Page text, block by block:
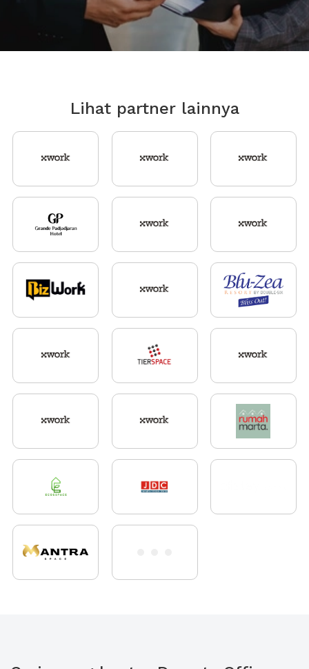
Lihat partner lainnya